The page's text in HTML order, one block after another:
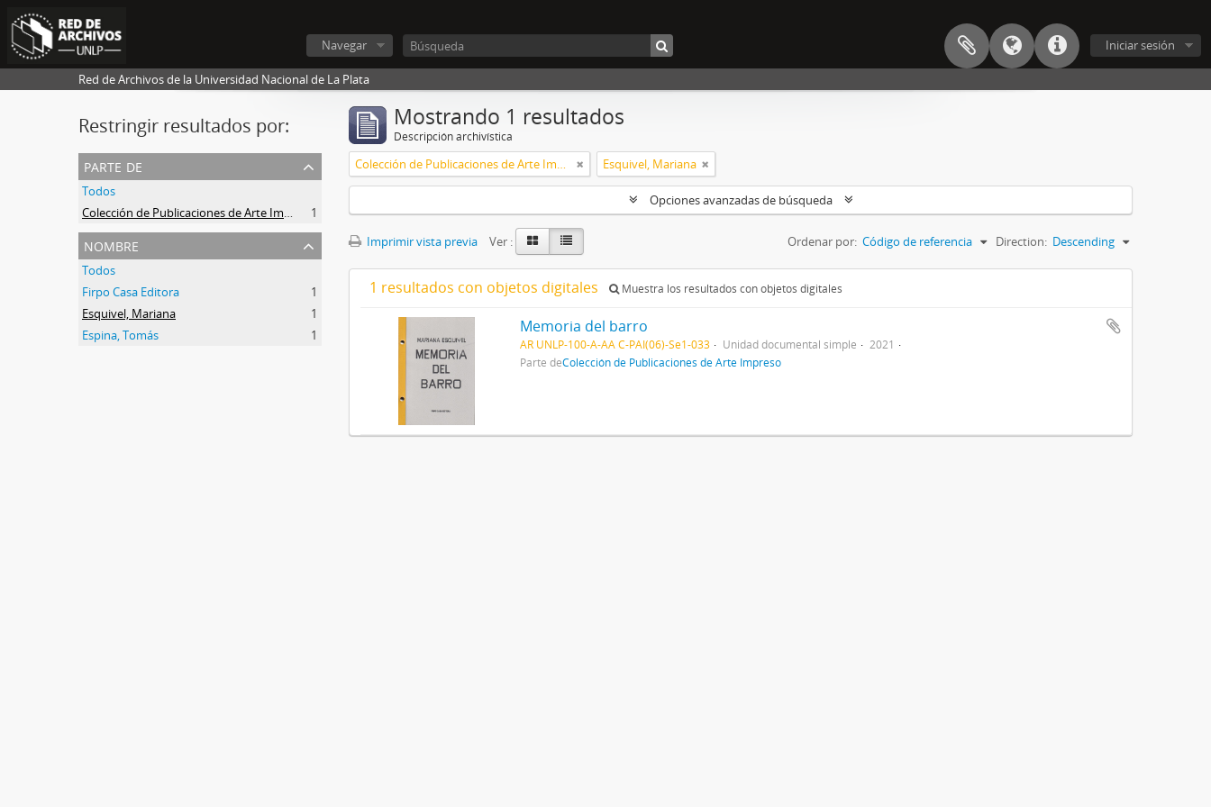
Iniciar sesión
Navegar
Red de Archivos de la Universidad Nacional de La Plata
Restringir resultados por:
parte de
Todos
Colección de Publicaciones de Arte Impreso
1
nombre
Todos
Firpo Casa Editora
1
Esquivel, Mariana
1
Espina, Tomás
1
Mostrando 1 resultados
Descripción archivística
Colección de Publicaciones de Arte Impreso Esquivel, Mariana
Opciones avanzadas de búsqueda
Imprimir vista previa Ver : Ordenar por: Código de referencia Direction: Descending
1 resultados con objetos digitales Muestra los resultados con objetos digitales
Memoria del barro
AR UNLP-100-A-AA C-PAI(06)-Se1-033 Unidad documental simple
2021
Parte deColección de Publicaciones de Arte Impreso